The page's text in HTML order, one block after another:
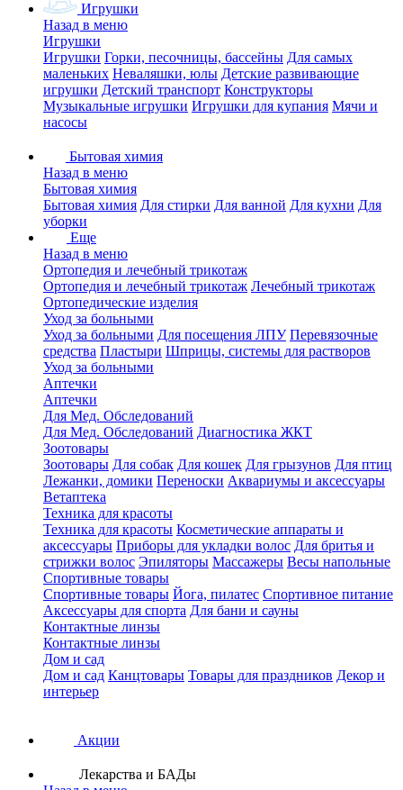
Игрушки
Назад в меню
Игрушки
Игрушки Горки, песочницы, бассейны Для самых
маленьких Неваляшки, юлы Детские развивающие
игрушки Детский транспорт Конструкторы
Музыкальные игрушки Игрушки для купания Мячи и
насосы
Бытовая химия
Назад в меню
Бытовая химия
Бытовая химия Для стирки Для ванной Для кухни Для
уборки
Еще
Назад в меню
Ортопедия и лечебный трикотаж
Ортопедия и лечебный трикотаж Лечебный трикотаж
Ортопедические изделия
Уход за больными
Уход за больными Для посещения ЛПУ Перевязочные
средства Пластыри Шприцы, системы для растворов
Уход за больными
Аптечки
Аптечки
Для Мед. Обследований
Для Мед. Обследований Диагностика ЖКТ
Зоотовары
Зоотовары Для собак Для кошек Для грызунов Для птиц
Лежанки, домики Переноски Аквариумы и аксессуары
Ветаптека
Техника для красоты
Техника для красоты Косметические аппараты и
аксессуары Приборы для укладки волос Для бритья и
стрижки волос Эпиляторы Массажеры Весы напольные
Спортивные товары
Спортивные товары Йога, пилатес Спортивное питание
Аксессуары для спорта Для бани и сауны
Контактные линзы
Контактные линзы
Дом и сад
Дом и сад Канцтовары Товары для праздников Декор и
интерьер
Акции
Лекарства и БАДы